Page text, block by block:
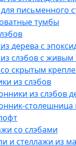
письменного
тумбы
дерева с
слэбов с живым
скрытым
из слэбов
из слэбов
столешница
со слэбами
и стеллажи из